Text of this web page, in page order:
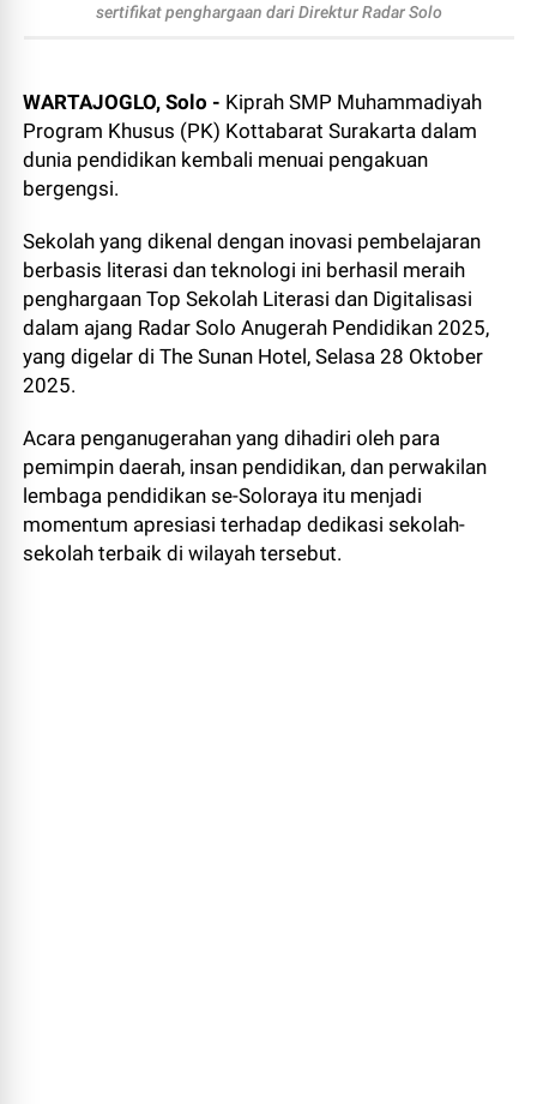
sertifikat penghargaan dari Direktur Radar Solo
WARTAJOGLO, Solo - Kiprah SMP Muhammadiyah
Program Khusus (PK) Kottabarat Surakarta dalam
dunia pendidikan kembali menuai pengakuan
bergengsi.
Sekolah yang dikenal dengan inovasi pembelajaran
berbasis literasi dan teknologi ini berhasil meraih
penghargaan Top Sekolah Literasi dan Digitalisasi
dalam ajang Radar Solo Anugerah Pendidikan 2025,
yang digelar di The Sunan Hotel, Selasa 28 Oktober
2025.
Acara penganugerahan yang dihadiri oleh para
pemimpin daerah, insan pendidikan, dan perwakilan
lembaga pendidikan se-Soloraya itu menjadi
momentum apresiasi terhadap dedikasi sekolah-
sekolah terbaik di wilayah tersebut.